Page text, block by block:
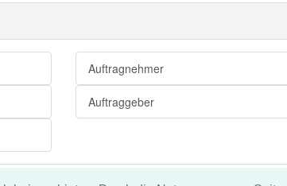
Auftragnehmer
Auftraggeber